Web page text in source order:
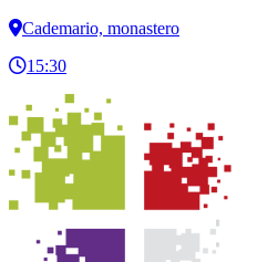
Cademario, monastero
15:30